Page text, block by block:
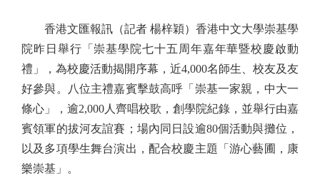
香港文匯報訊（記者 楊梓穎）香港中文大學崇基學
院昨日舉行「崇基學院七十五周年嘉年華暨校慶啟動
禮」，為校慶活動揭開序幕，近4,000名師生、校友及友
好參與。八位主禮嘉賓擊鼓高呼「崇基一家親，中大一
條心」，逾2,000人齊唱校歌，創學院紀錄，並舉行由嘉
賓領軍的拔河友誼賽；場內同日設逾80個活動與攤位，
以及多項學生舞台演出，配合校慶主題「游心藝圃，康
樂崇基」。